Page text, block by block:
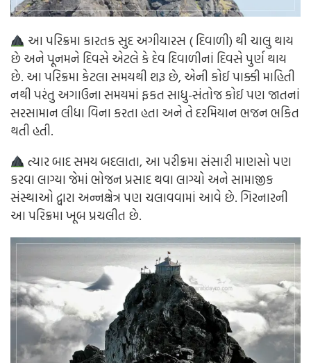
આ પરિક્રમા કારતક સુદ અગીયારસ ( દિવાળી) થી ચાલુ થાય
છે અને પૂનમને દિવસે એટલે કે દેવ દિવાળીનાં દિવસે પુર્ણ થાય
છે. આ પરિક્રમા કેટલા સમયથી શરૂ છે, એની કોઈ પાક્કી માહિતી
નથી પરંતુ અગાઉના સમયમાં ફકત સાધુ-સંતોજ કોઈ પણ જાતનાં
સરસામાન લીધા વિના કરતા હતા અને તે દરમિયાન ભજન ભકિત
થતી હતી.
ત્યાર બાદ સમય બદલાતા, આ પરીક્રમા સંસારી માણસો પણ
કરવા લાગ્યા જેમાં ભોજન પ્રસાદ થવા લાગ્યો અને સામાજીક
સંસ્થાઓ દ્વારા અન્નક્ષેત્ર પણ ચલાવવામાં આવે છે. ગિરનારની
આ પરિક્રમા ખૂબ પ્રચલીત છે.